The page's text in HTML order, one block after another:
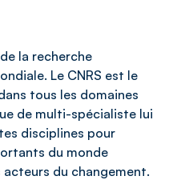
la recherche
Le CNRS est le
tous les domaines
de multi-spécialiste lui
disciplines pour
du monde
du changement.